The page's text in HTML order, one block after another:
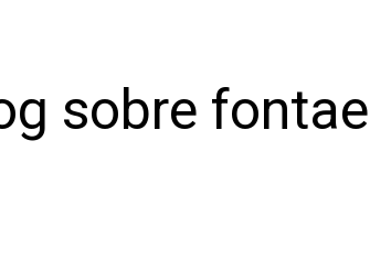
sobre